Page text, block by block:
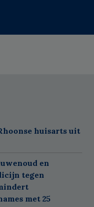
huisarts uit
en
tegen
met 25